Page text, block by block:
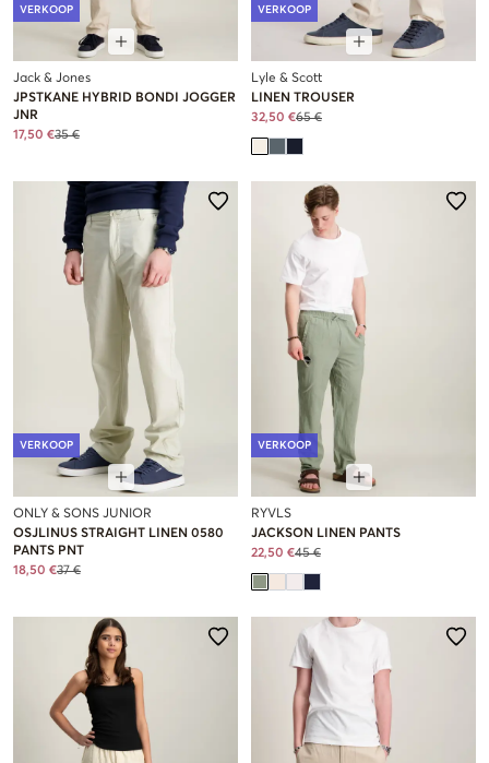
VERKOOP
Jack & Jones
JPSTKANE HYBRID BONDI JOGGER
JNR
17,50 €35 €
VERKOOP
Lyle & Scott
LINEN TROUSER
32,50 €65 €
VERKOOP
ONLY & SONS JUNIOR
OSJLINUS STRAIGHT LINEN 0580
PANTS PNT
18,50 €37 €
VERKOOP
RYVLS
JACKSON LINEN PANTS
22,50 €45 €